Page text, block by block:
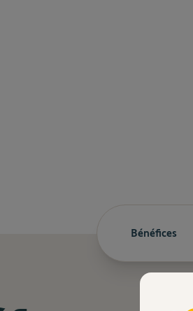
Bénéfices